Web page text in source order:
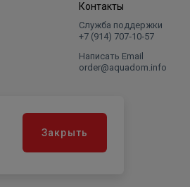
Контакты
Служба поддержки
+7 (914) 707‑10‑57
Написать Email
order@aquadom.info
Закрыть